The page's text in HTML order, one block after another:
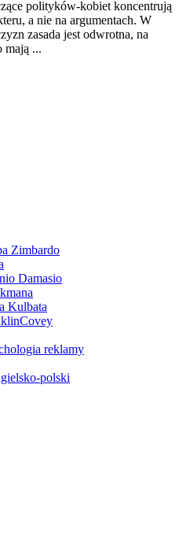
polityków-kobiet koncentrują
a nie na argumentach. W
zasada jest odwrotna, na
mają ...
Zimbardo
Damasio
Kulbata
reklamy
polski